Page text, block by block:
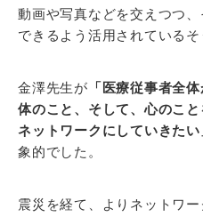
動画や写真などを交えつつ
できるよう活用されているそ
金澤先生が 「医療従事者全
体のこと、そして、心のこ
ネットワークにしていきたい
象的でした。
震災を経て、よりネットワ